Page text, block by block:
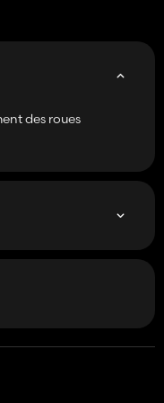
Mercedes)
parfaitement aux
- Mappi
- Mappi
des roues